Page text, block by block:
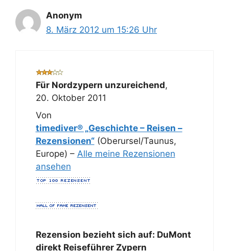
Anonym
8. März 2012 um 15:26 Uhr
Für Nordzypern unzureichend,
20. Oktober 2011
Von
timediver® „Geschichte – Reisen –
Rezensionen“(Oberursel/Taunus,
Europe) – Alle meine Rezensionen
ansehen
Rezension bezieht sich auf: DuMont
direkt Reiseführer Zypern